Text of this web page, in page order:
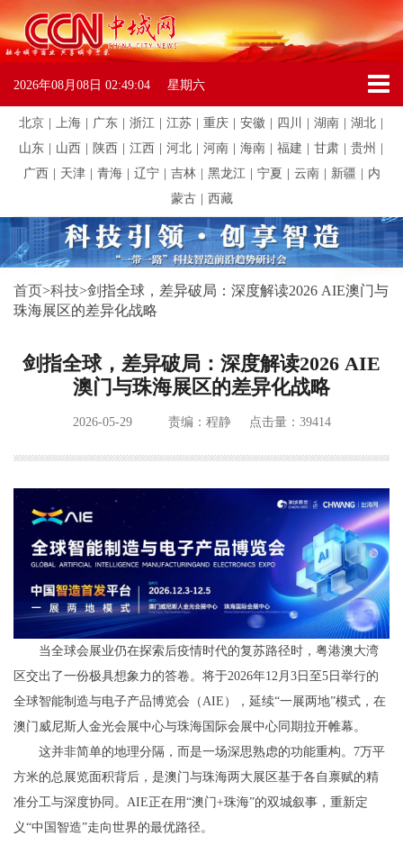
2026年08月08日 02:49:04 星期六
北京 上海 广东 浙江 江苏 重庆 安徽 四川 湖南 湖北
山东
山西 陕西 江西 河北 河南 海南 福建 甘肃 贵州
广西
天津 青海 辽宁 吉林 黑龙江 宁夏 云南 新疆
内
蒙古
西藏
首页>科技>剑指全球，差异破局：深度解读2026 AIE澳门与
珠海展区的差异化战略
剑指全球，差异破局：深度解读2026 AIE
澳门与珠海展区的差异化战略
2026-05-29 责编：程静 点击量：39414
当全球会展业仍在探索后疫情时代的复苏路径时，粤港澳大湾
区交出了一份极具想象力的答卷。将于2026年12月3日至5日举行的
全球智能制造与电子产品博览会（AIE），延续“一展两地”模式，在
澳门威尼斯人金光会展中心与珠海国际会展中心同期拉开帷幕。
这并非简单的地理分隔，而是一场深思熟虑的功能重构。7万平
方米的总展览面积背后，是澳门与珠海两大展区基于各自禀赋的精
准分工与深度协同。AIE正在用“澳门+珠海”的双城叙事，重新定
义“中国智造”走向世界的最优路径。